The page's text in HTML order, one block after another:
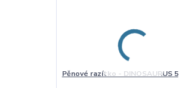
Pěnové razítko - DINOSAURUS 5